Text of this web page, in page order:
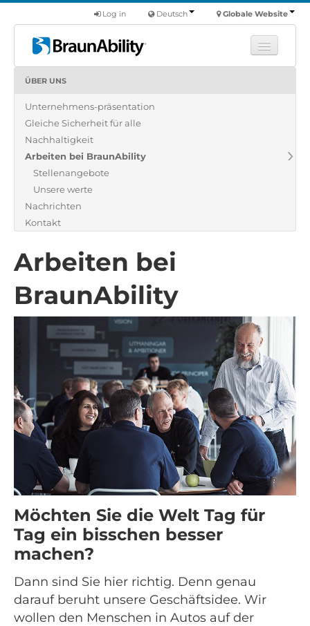
Globale Website
Deutsch
Log in
Produkte
Über uns
Finde einen Händler
ÜBER UNS
Unternehmens-präsentation
Gleiche Sicherheit für alle
Nachhaltigkeit
Arbeiten bei BraunAbility
Stellenangebote
Unsere werte
Nachrichten
Kontakt
Arbeiten bei
BraunAbility
Möchten Sie die Welt Tag für
Tag ein bisschen besser
machen?
Dann sind Sie hier richtig. Denn genau
darauf beruht unsere Geschäftsidee. Wir
wollen den Menschen in Autos auf der